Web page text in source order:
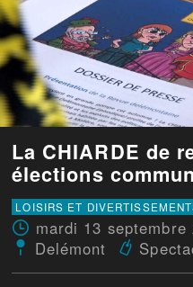
La CHIARDE de
élections
LOISIRS ET
mardi 13 septembre
Delémont